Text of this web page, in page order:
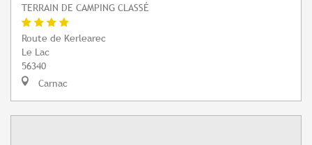
TERRAIN DE CAMPING CLASSÉ
Route de Kerlearec
Le Lac
56340
Carnac